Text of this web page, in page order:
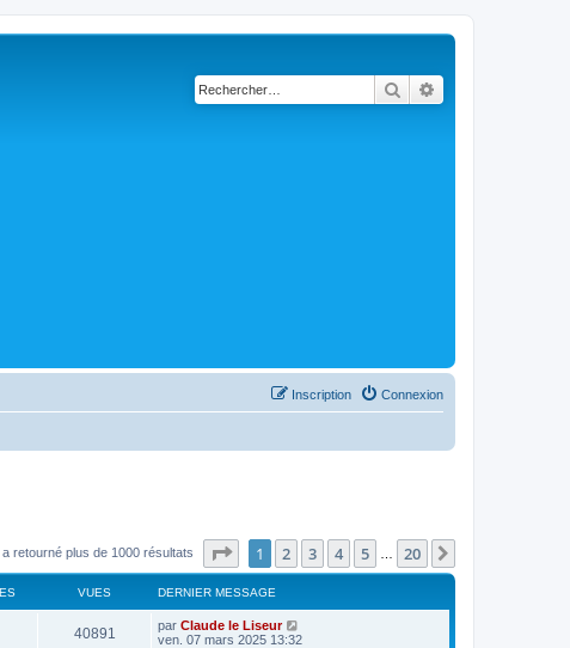
Rechercher
Connexion
Inscription
retourné plus de 1000 résultats Page sur20
1 2 3 4 5 20
VUES DERNIER MESSAGE
40891 par Claude le Liseur
ven. 07 mars 2025 13:32